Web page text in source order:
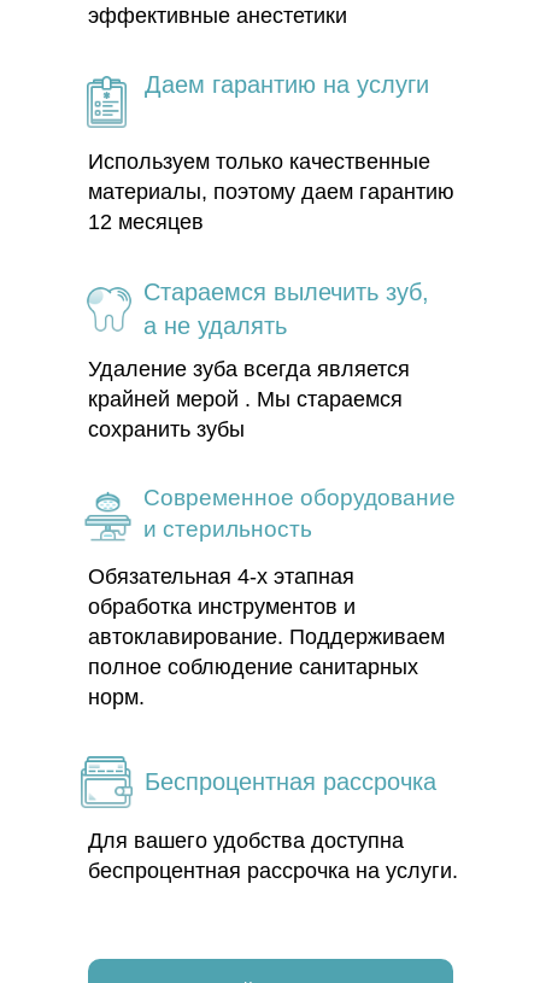
эффективные анестетики
Стараемся вылечить зуб,
а не удалять
Удаление зуба всегда является
крайней мерой . Мы стараемся
сохранить зубы
Даем гарантию на услуги
Используем только качественные
материалы, поэтому даем гарантию
12 месяцев
Современное оборудование
и стерильность
Обязательная 4-х этапная
обработка инструментов и
автоклавирование. Поддерживаем
полное соблюдение санитарных
норм.
Беспроцентная рассрочка
Для вашего удобства доступна
беспроцентная рассрочка на услуги.